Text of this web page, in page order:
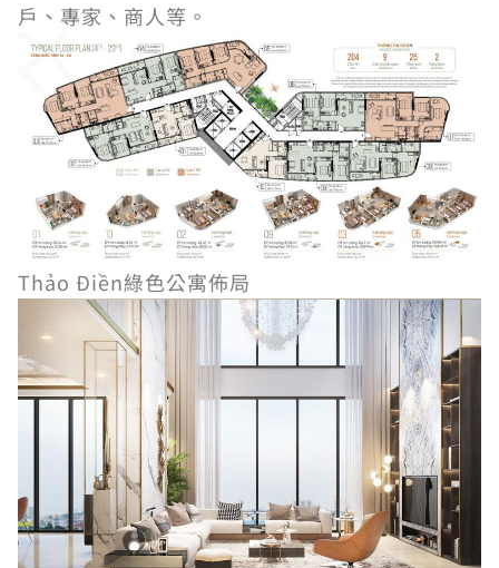
戶、專家、商人等。
Thảo Điền綠色公寓佈局